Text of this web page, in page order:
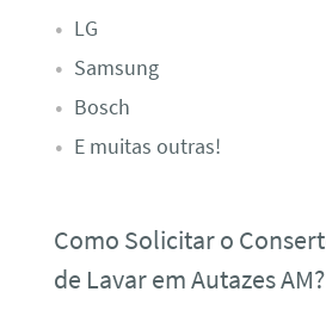
LG
Samsung
Bosch
E muitas outras!
Como Solicitar o
de Lavar em Autazes AM?